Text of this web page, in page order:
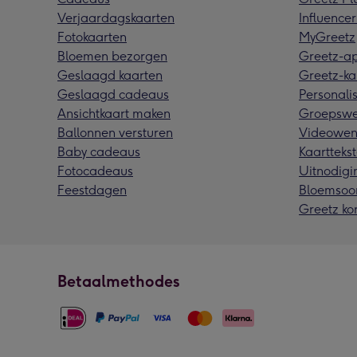
Verjaardagskaarten
Fotokaarten
Bloemen bezorgen
Geslaagd kaarten
Geslaagd cadeaus
Ansichtkaart maken
Ballonnen versturen
Baby cadeaus
Fotocadeaus
Feestdagen
MyGreetz
Greetz-
Greetz-
Greetz
Betaalmethodes